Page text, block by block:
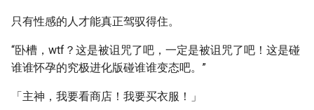
只有性感的人才能真正驾驭得住。
“卧槽，wtf？这是被诅咒了吧，一定是被诅咒了吧！这是碰
谁谁怀孕的究极进化版碰谁谁变态吧。”
「主神，我要看商店！我要买衣服！」